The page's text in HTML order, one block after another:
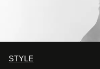
STYLE